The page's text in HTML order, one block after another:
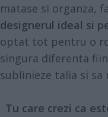
matase si organza,
designerul ideal si
optat tot pentru o
singura diferenta
sublinieze talia si sa
Tu care crezi ca